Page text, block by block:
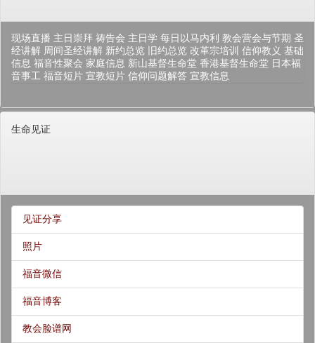
现场直播 主日崇拜 祷告会 主日学 每日以马内利 教会营会与节期 圣
经讲解 周间圣经讲解 新约总览 旧约总览 改革宗培训 信仰教义 基础
信息 福音性聚会 家庭信息 新山基督生命堂 香港基督生命堂 日本福
音事工 福音短片 宣教短片 信仰问题解答 宣教信息
生命见证
见证分享
照片
福音微信
福音博客
教会脸谱网